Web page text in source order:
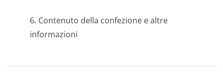
6. Contenuto della confezione e altre
informazioni